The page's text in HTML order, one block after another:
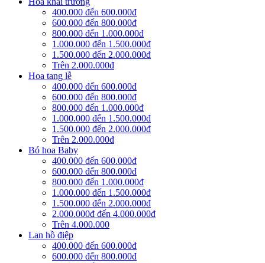
400.000 đến 600.000đ
600.000 đến 800.000đ
800.000 đến 1.000.000đ
1.000.000 đến 1.500.000đ
1.500.000 đến 2.000.000đ
Trên 2.000.000đ
Hoa tang lễ
400.000 đến 600.000đ
600.000 đến 800.000đ
800.000 đến 1.000.000đ
1.000.000 đến 1.500.000đ
1.500.000 đến 2.000.000đ
Trên 2.000.000đ
Bó hoa Baby
400.000 đến 600.000đ
600.000 đến 800.000đ
800.000 đến 1.000.000đ
1.000.000 đến 1.500.000đ
1.500.000 đến 2.000.000đ
2.000.000đ đến 4.000.000đ
Trên 4.000.000
Lan hồ điệp
400.000 đến 600.000đ
600.000 đến 800.000đ